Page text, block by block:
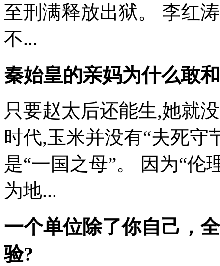
至刑满释放出狱。 李红
不...
秦始皇的亲妈为什么敢
只要赵太后还能生,她就
时代,玉米并没有“夫死守
是“一国之母”。 因为“伦
为地...
一个单位除了你自己，
验?